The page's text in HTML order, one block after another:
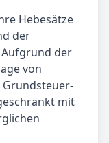
Hebesätze
der
der
von
Grundsteuer-
mit